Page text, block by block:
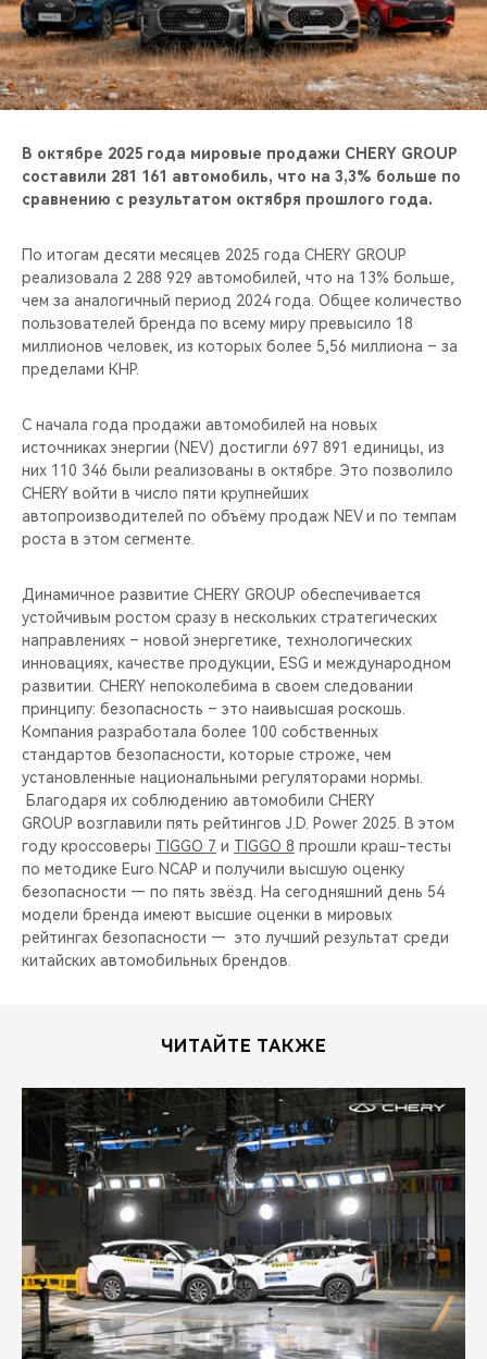
CHERY И СПОРТ
НАШИ МЕРОПРИЯТИЯ
ВИДЕООБЗОРЫ
В октябре 2025 года мировые продажи CHERY GROUP
составили 281 161 автомобиль, что на 3,3% больше по
сравнению с результатом октября прошлого года.
По итогам десяти месяцев 2025 года CHERY GROUP
реализовала 2 288 929 автомобилей, что на 13% больше,
чем за аналогичный период 2024 года. Общее количество
пользователей бренда по всему миру превысило 18
миллионов человек, из которых более 5,56 миллиона – за
пределами КНР.
С начала года продажи автомобилей на новых
источниках энергии (NEV) достигли 697 891 единицы, из
них 110 346 были реализованы в октябре. Это позволило
CHERY войти в число пяти крупнейших
автопроизводителей по объёму продаж NEV и по темпам
роста в этом сегменте.
Динамичное развитие CHERY GROUP обеспечивается
устойчивым ростом сразу в нескольких стратегических
направлениях – новой энергетике, технологических
инновациях, качестве продукции, ESG и международном
развитии. CHERY непоколебима в своем следовании
принципу: безопасность – это наивысшая роскошь.
Компания разработала более 100 собственных
стандартов безопасности, которые строже, чем
установленные национальными регуляторами нормы.
Благодаря их соблюдению автомобили CHERY
GROUP возглавили пять рейтингов J.D. Power 2025. В этом
году кроссоверы TIGGO 7 и TIGGO 8 прошли краш-тесты
по методике Euro NCAP и получили высшую оценку
безопасности — по пять звёзд. На сегодняшний день 54
модели бренда имеют высшие оценки в мировых
рейтингах безопасности — это лучший результат среди
китайских автомобильных брендов.
ЧИТАЙТЕ ТАКЖЕ